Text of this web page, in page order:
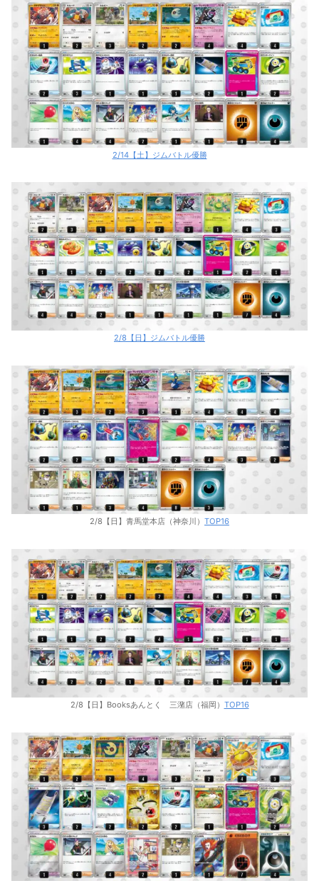
2/14【土】ジムバトル優勝
2/8【日】ジムバトル優勝
2/8【日】青馬堂本店（神奈川） TOP16
2/8【日】Booksあんとく 三潴店（福岡） TOP16